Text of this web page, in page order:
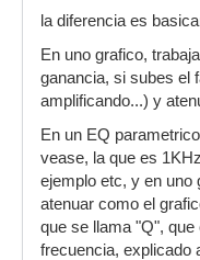
la diferencia es
En uno grafico,
ganancia, si subes el
amplificando...) y
En un EQ
vease, la que es
ejemplo etc, y en uno
atenuar como el
que se llama "Q",
frecuencia, explicado